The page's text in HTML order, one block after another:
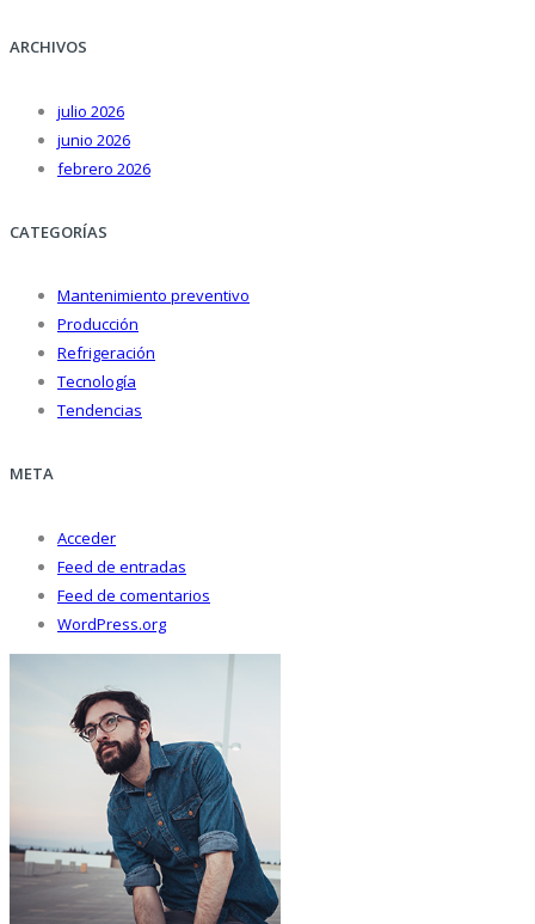
ARCHIVOS
julio 2026
junio 2026
febrero 2026
CATEGORÍAS
Mantenimiento preventivo
Producción
Refrigeración
Tecnología
Tendencias
META
Acceder
Feed de entradas
Feed de comentarios
WordPress.org